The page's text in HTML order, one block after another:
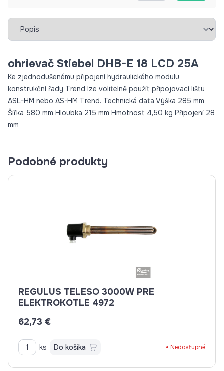
Vybrať záložku
ohrievač Stiebel DHB-E 18 LCD 25A
Ke zjednodušenému připojení hydraulického modulu
konstrukční řady Trend lze volitelně použít připojovací lištu
ASL-HM nebo AS-HM Trend. Technická data Výška 285 mm
Šířka 580 mm Hloubka 215 mm Hmotnost 4,50 kg Připojení 28
mm
Podobné produkty
REGULUS TELESO 3000W PRE
ELEKTROKOTLE 4972
62,73 €
ks Do košíka Nedostupné